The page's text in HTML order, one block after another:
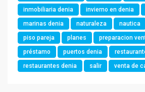
inmobiliaria denia
invierno en denia
marinas denia
naturaleza nautica
piso pareja
planes
preparacion
préstamo
puertos denia
restaurantes denia
salir venta de